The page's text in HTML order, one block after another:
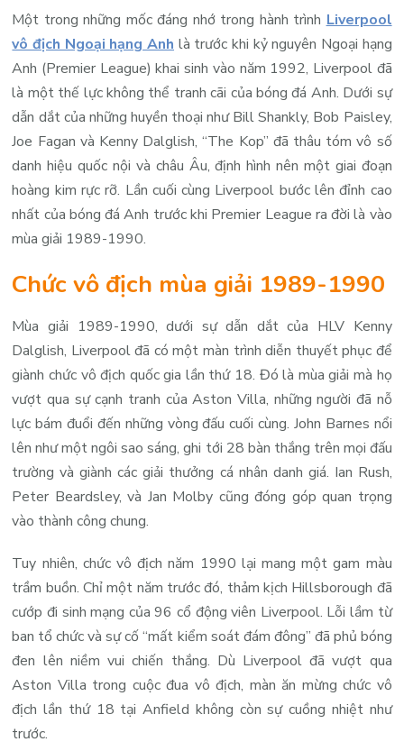
Một trong những mốc đáng nhớ trong hành trình Liverpool
vô địch Ngoại hạng Anh là trước khi kỷ nguyên Ngoại hạng
Anh (Premier League) khai sinh vào năm 1992, Liverpool đã
là một thế lực không thể tranh cãi của bóng đá Anh. Dưới sự
dẫn dắt của những huyền thoại như Bill Shankly, Bob Paisley,
Joe Fagan và Kenny Dalglish, “The Kop” đã thâu tóm vô số
danh hiệu quốc nội và châu Âu, định hình nên một giai đoạn
hoàng kim rực rỡ. Lần cuối cùng Liverpool bước lên đỉnh cao
nhất của bóng đá Anh trước khi Premier League ra đời là vào
mùa giải 1989-1990.
Chức vô địch mùa giải 1989-1990
Mùa giải 1989-1990, dưới sự dẫn dắt của HLV Kenny
Dalglish, Liverpool đã có một màn trình diễn thuyết phục để
giành chức vô địch quốc gia lần thứ 18. Đó là mùa giải mà họ
vượt qua sự cạnh tranh của Aston Villa, những người đã nỗ
lực bám đuổi đến những vòng đấu cuối cùng. John Barnes nổi
lên như một ngôi sao sáng, ghi tới 28 bàn thắng trên mọi đấu
trường và giành các giải thưởng cá nhân danh giá. Ian Rush,
Peter Beardsley, và Jan Molby cũng đóng góp quan trọng
vào thành công chung.
Tuy nhiên, chức vô địch năm 1990 lại mang một gam màu
trầm buồn. Chỉ một năm trước đó, thảm kịch Hillsborough đã
cướp đi sinh mạng của 96 cổ động viên Liverpool. Lỗi lầm từ
ban tổ chức và sự cố “mất kiểm soát đám đông” đã phủ bóng
đen lên niềm vui chiến thắng. Dù Liverpool đã vượt qua
Aston Villa trong cuộc đua vô địch, màn ăn mừng chức vô
địch lần thứ 18 tại Anfield không còn sự cuồng nhiệt như
trước.